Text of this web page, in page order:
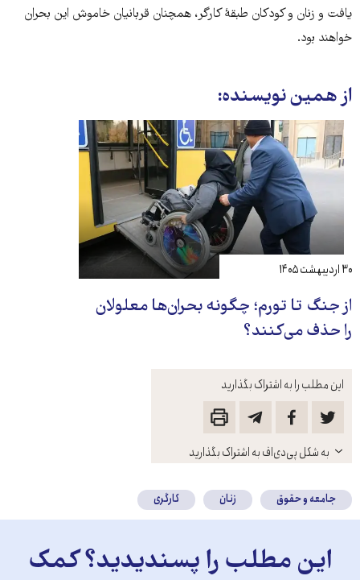
این مطلب را به اشتراک بگذارید
باز
کنید
به شکل پی‌دی‌اف به اشتراک بگذارید
یافت و زنان و کودکان طبقهٔ کارگر، همچنان قربانیان خاموش این بحران
خواهند بود.
از همین نویسنده:
از جنگ تا تورم؛ چگونه بحران‌ها معلولان
را حذف می‌کنند؟
۳۰ اردیبهشت ۱۴۰۵
جامعه و حقوق زنان کارگری
این مطلب را پسندیدید؟ کمک